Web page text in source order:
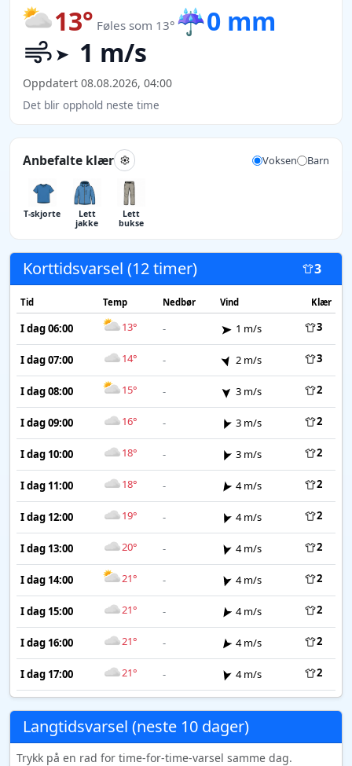
13° Føles som 13° ☔0 mm
1 m/s
Oppdatert 08.08.2026, 04:00
Det blir opphold neste time
Anbefalte klær Voksen Barn
T-skjorte
Lett
jakke
Lett
bukse
Korttidsvarsel (12 timer) 3
Tid Temp Nedbør Vind Klær
I dag 06:00 13° - 1 m/s 3
I dag 07:00 14° - 2 m/s 3
I dag 08:00 15° - 3 m/s 2
I dag 09:00 16° - 3 m/s 2
I dag 10:00 18° - 3 m/s 2
I dag 11:00 18° - 4 m/s 2
I dag 12:00 19° - 4 m/s 2
I dag 13:00 20° - 4 m/s 2
I dag 14:00 21° - 4 m/s 2
I dag 15:00 21° - 4 m/s 2
I dag 16:00 21° - 4 m/s 2
I dag 17:00 21° - 4 m/s 2
Langtidsvarsel (neste 10 dager)
Trykk på en rad for time-for-time-varsel samme dag.